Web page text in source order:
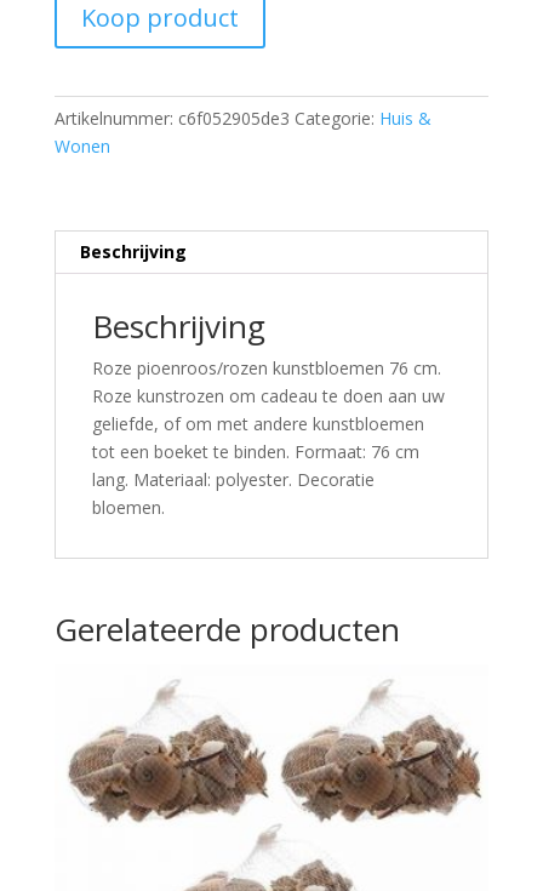
Koop product
Artikelnummer: c6f052905de3 Categorie: Huis &
Wonen
Beschrijving
Beschrijving
Roze pioenroos/rozen kunstbloemen 76 cm.
Roze kunstrozen om cadeau te doen aan uw
geliefde, of om met andere kunstbloemen
tot een boeket te binden. Formaat: 76 cm
lang. Materiaal: polyester. Decoratie
bloemen.
Gerelateerde producten